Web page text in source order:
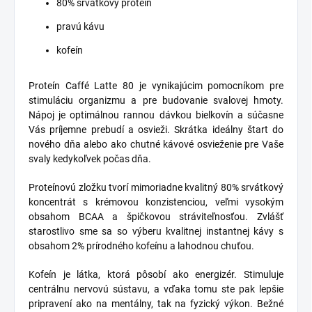
80% srvátkový proteín
pravú kávu
kofeín
Proteín Caffé Latte 80 je vynikajúcim pomocníkom pre
stimuláciu organizmu a pre budovanie svalovej hmoty.
Nápoj je optimálnou rannou dávkou bielkovín a súčasne
Vás príjemne prebudí a osvieži. Skrátka ideálny štart do
nového dňa alebo ako chutné kávové osvieženie pre Vaše
svaly kedykoľvek počas dňa.
Proteínovú zložku tvorí mimoriadne kvalitný 80% srvátkový
koncentrát s krémovou konzistenciou, veľmi vysokým
obsahom BCAA a špičkovou stráviteľnosťou. Zvlášť
starostlivo sme sa so výberu kvalitnej instantnej kávy s
obsahom 2% prírodného kofeínu a lahodnou chuťou.
Kofeín je látka, ktorá pôsobí ako energizér. Stimuluje
centrálnu nervovú sústavu, a vďaka tomu ste pak lepšie
pripravení ako na mentálny, tak na fyzický výkon. Bežné